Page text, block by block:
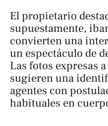
El propietario
supuestamente,
convierten una
un espectáculo de
Las fotos expresas
sugieren una
agentes con
habituales en